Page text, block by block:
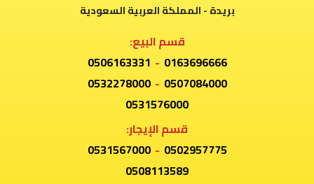
بريدة - المملكة العربية السعودية
قسم البيع:
0163696666
-
0506163331
0507084000
-
0532278000
0531576000
قسم الإيجار:
0502957775
-
0531567000
0508113589